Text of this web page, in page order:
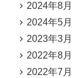
2024年8月
2024年5月
2023年3月
2022年8月
2022年7月